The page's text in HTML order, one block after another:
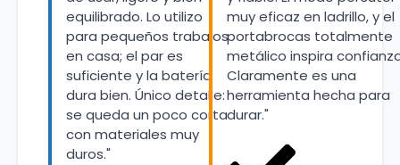
equilibrado. Lo utilizo
para pequeños trabajos
en casa; el par es
suficiente y la batería
dura bien. Único detalle:
se queda un poco corta
con materiales muy
duros."
muy eficaz en ladrillo, y el
portabrocas totalmente
metálico inspira
Claramente es una
herramienta hecha para
durar."